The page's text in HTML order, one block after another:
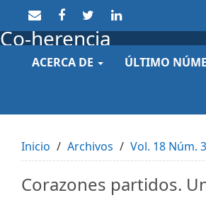
to
page
content
Content
Co-herencia
ACERCA DE ÚLTIMO
Inicio Archivos Vol. 18 Núm.
Corazones partidos.